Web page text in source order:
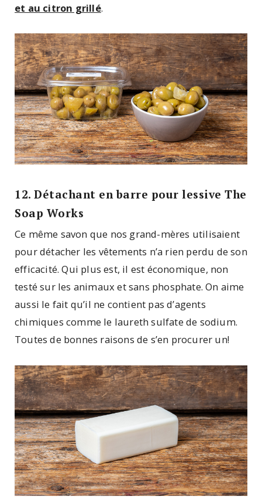
et au citron grillé.
12. Détachant en barre pour lessive The
Soap Works
Ce même savon que nos grand-mères utilisaient
pour détacher les vêtements n’a rien perdu de son
efficacité. Qui plus est, il est économique, non
testé sur les animaux et sans phosphate. On aime
aussi le fait qu’il ne contient pas d’agents
chimiques comme le laureth sulfate de sodium.
Toutes de bonnes raisons de s’en procurer un!